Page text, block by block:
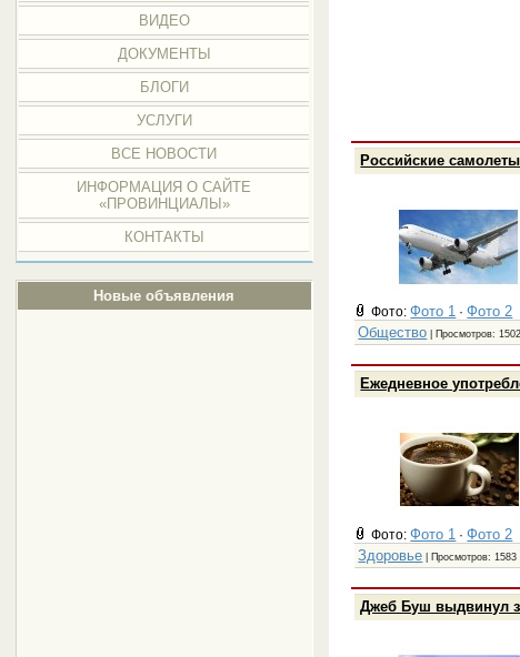
ВИДЕО
ДОКУМЕНТЫ
БЛОГИ
УСЛУГИ
ВСЕ НОВОСТИ
ИНФОРМАЦИЯ О САЙТЕ
«ПРОВИНЦИАЛЫ»
КОНТАКТЫ
Новые объявления
Российские
Фото:Фото 1 ·Фото 2
Общество | Просмотров:
Ежедневное
Фото:Фото 1 ·Фото 2
Здоровье | Просмотров:
Джеб Буш выдвинул